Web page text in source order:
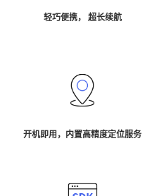
轻巧便携， 超长续航
开机即用，内置高精度定位服务